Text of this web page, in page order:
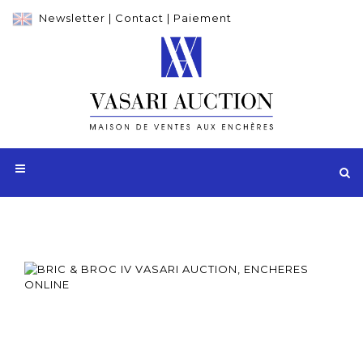
Newsletter | Contact | Paiement